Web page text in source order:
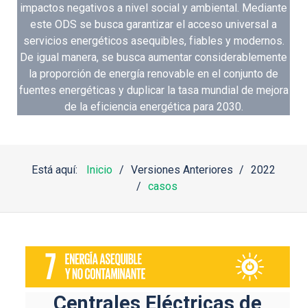
impactos negativos a nivel social y ambiental. Mediante
este ODS se busca garantizar el acceso universal a
servicios energéticos asequibles, fiables y modernos.
De igual manera, se busca aumentar considerablemente
la proporción de energía renovable en el conjunto de
fuentes energéticas y duplicar la tasa mundial de mejora
de la eficiencia energética para 2030.
Está aquí: Inicio Versiones Anteriores
2022
casos
Centrales Eléctricas de